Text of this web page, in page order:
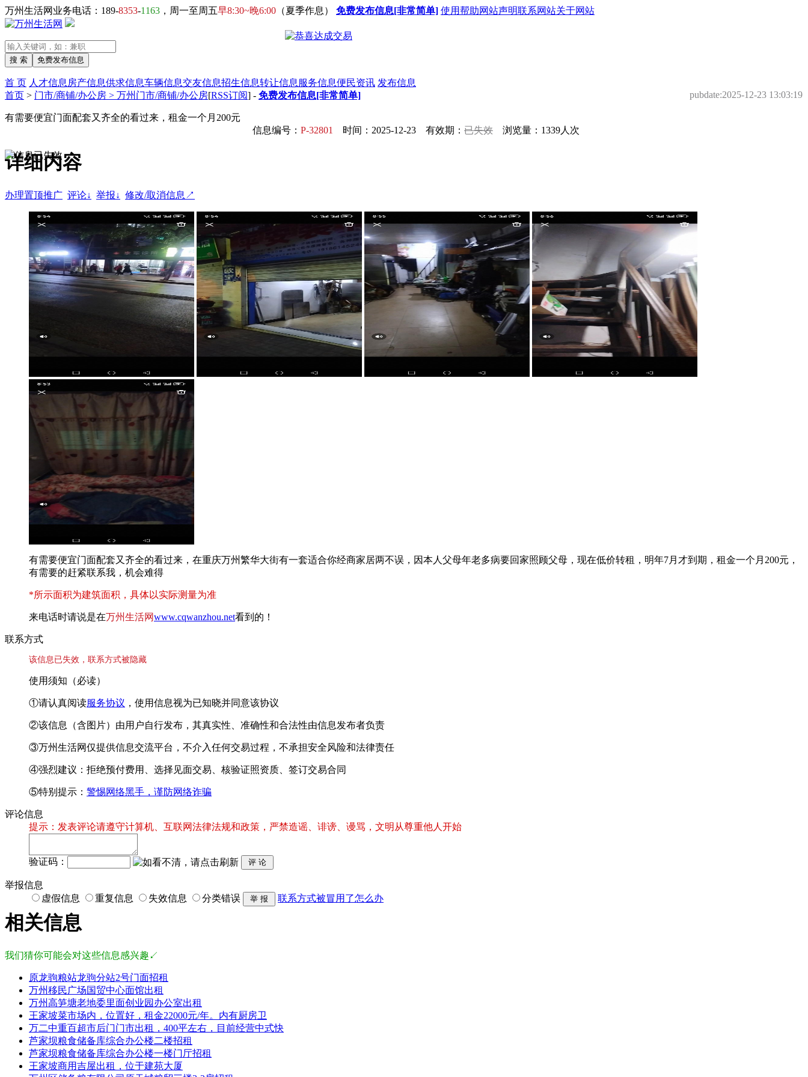
万州生活网业务电话：189-8353-1163 ，周一至周五早8:30~晚6:00 （夏季作息） 免费发布信息[非常简单] 使用帮助网站声明联系网站关于网站
首 页 人才信息 房产信息供求信息车辆信息交友信息招生信息转让信息 服务信息便民资讯 发布信息
首页 > 门市/商铺/办公房 > 万州门市/商铺/办公房[RSS订阅] - 免费发布信息[非常简单] pubdate:2025-12-23 13:03:19
有需要便宜门面配套又齐全的看过来，租金一个月200元
信息编号： P-32801 时间：2025-12-23 有效期： 已失效 浏览量：1339人次
详细内容
办理置顶推广 评论↓ 举报↓ 修改/取消信息↗
有需要便宜门面配套又齐全的看过来，在重庆万州繁华大街有一套适合你经商家居两不误，因本人父母年老多病要回家照顾父母，现在低价转租，明年7月才到期，租金一个月200元，
有需要的赶紧联系我，机会难得
*所示面积为建筑面积，具体以实际测量为准
来电话时请说是在万州生活网www.cqwanzhou.net看到的！
联系方式
该信息已失效，联系方式被隐藏
使用须知（必读）
①请认真阅读服务协议 ，使用信息视为已知晓并同意该协议
②该信息（含图片）由用户自行发布，其真实性、准确性和合法性由信息发布者负责
③万州生活网仅提供信息交流平台，不介入任何交易过程，不承担安全风险和法律责任
④强烈建议：拒绝预付费用、选择见面交易、核验证照资质、签订交易合同
⑤特别提示： 警惕网络黑手，谨防网络诈骗
评论信息
提示：发表评论请遵守计算机、互联网法律法规和政策，严禁造谣、诽谤、谩骂，文明从尊重他人开始
验证码：
举报信息
虚假信息
重复信息 失效信息 分类错误 联系方式被冒用了怎么办
相关信息
我们猜你可能会对这些信息感兴趣↙
原龙驹粮站龙驹分站2号门面招租
万州移民广场国贸中心面馆出租
万州高笋塘老地委里面创业园办公室出租
王家坡菜市场内，位置好，租金22000元/年。内有厨房卫
万二中重百超市后门门市出租，400平左右，目前经营中式快
芦家坝粮食储备库综合办公楼二楼招租
芦家坝粮食储备库综合办公楼一楼门厅招租
王家坡商用吉屋出租，位于建苑大厦